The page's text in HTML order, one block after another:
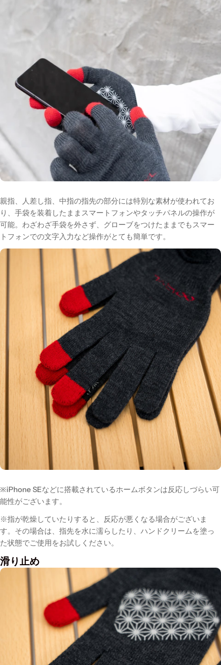
親指、人差し指、 中指の指先の部分には特別な素材が使われてお
り、 手袋を装着したままスマートフォンやタッチパネルの操作が
可能。わざわざ手袋を外さず、グローブをつけたままでもスマー
トフォンでの文字入力など操作がとても簡単です。
※iPhone SEなどに搭載されているホームボタンは反応しづらい可
能性がございます。
※指が乾燥していたりすると、反応が悪くなる場合がございま
す。その場合は、指先を水に濡らしたり、ハンドクリームを塗っ
た状態でご使用をお試しください。
滑り止め